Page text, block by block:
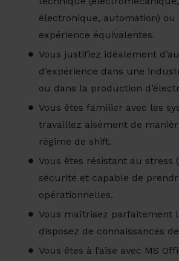
électronique, automation) ou
expérience équivalentes.
Vous justifiez idéalement
d’expérience dans une
ou dans la production
Vous êtes familier avec les
travaillez aisément de
régime de shift.
Vous êtes résistant au stress
sécurité et capable de
opérationnelles.
Vous maîtrisez parfaitement
disposez de connaissances
Vous êtes à l’aise avec MS